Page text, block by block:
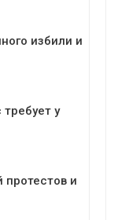
избили и
требует у
протестов и